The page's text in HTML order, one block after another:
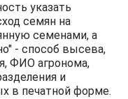
указать
семян на
семенами, а
- способ высева,
ФИО агронома,
и
в печатной форме.